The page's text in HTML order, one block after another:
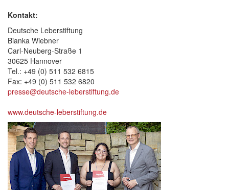
Kontakt:
Deutsche Leberstiftung
Bianka Wiebner
Carl-Neuberg-Straße 1
30625 Hannover
Tel.: +49 (0) 511 532 6815
Fax: +49 (0) 511 532 6820
presse@deutsche-leberstiftung.de
www.deutsche-leberstiftung.de